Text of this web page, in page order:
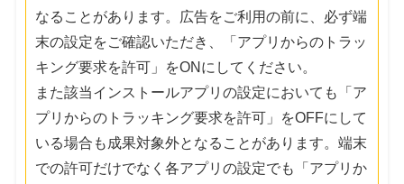
なることがあります。広告をご利用の前に、必ず端
末の設定をご確認いただき、「アプリからのトラッ
キング要求を許可」をONにしてください。
また該当インストールアプリの設定においても「ア
プリからのトラッキング要求を許可」をOFFにして
いる場合も成果対象外となることがあります。端末
での許可だけでなく各アプリの設定でも「アプリか